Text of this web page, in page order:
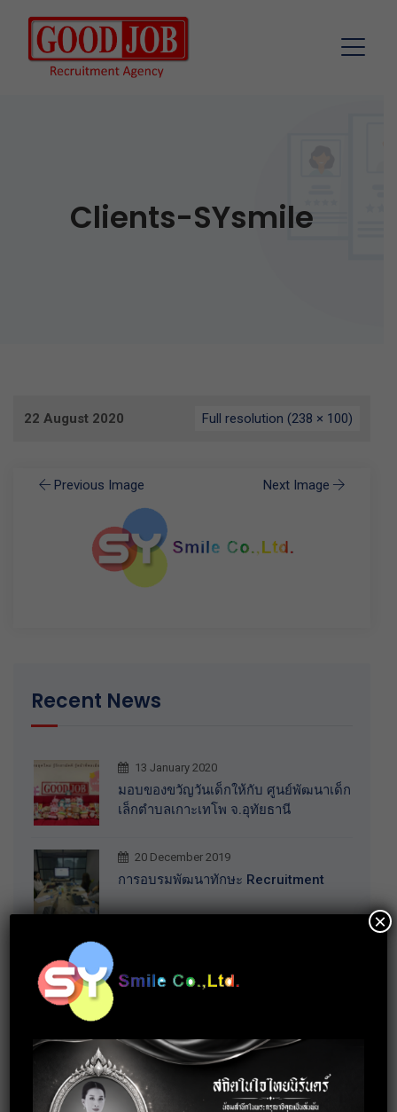
Clients-SYsmile
22 August 2020 Full resolution (238 × 100)
Previous Image Next Image
Recent News
13 January 2020
มอบของขวัญวันเด็กให้กับ ศูนย์พัฒนาเด็ก
เล็กตำบลเกาะเทโพ จ.อุทัยธานี
20 December 2019
การอบรมพัฒนาทักษะ Recruitment
บ้านราชาวดี (หญิง) จ.นนทบุรี
3 October 2019
อบรมการพัฒนาบุคลิกภาพสู่การทำงาน
อย่างมืออาชีพ
×